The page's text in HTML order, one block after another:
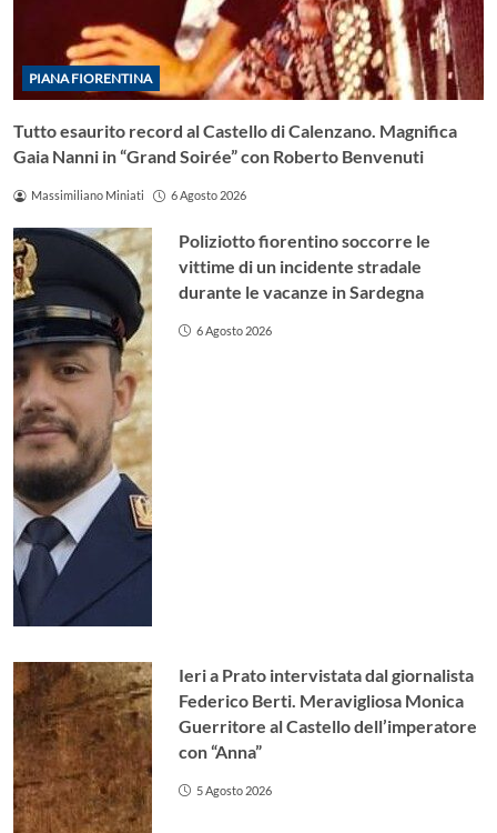
PIANA FIORENTINA
Tutto esaurito record al Castello di Calenzano. Magnifica
Gaia Nanni in “Grand Soirée” con Roberto Benvenuti
Massimiliano Miniati 6 Agosto 2026
Poliziotto fiorentino soccorre le
vittime di un incidente stradale
durante le vacanze in Sardegna
6 Agosto 2026
Ieri a Prato intervistata dal giornalista
Federico Berti. Meravigliosa Monica
Guerritore al Castello dell’imperatore
con “Anna”
5 Agosto 2026